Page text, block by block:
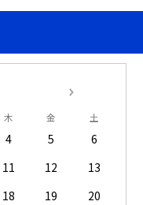
木 金 土
4 5
6
11 12
13
18 19
20